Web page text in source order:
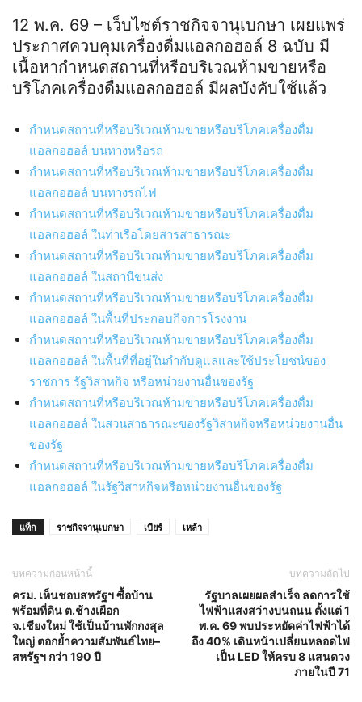
12 พ.ค. 69 – เว็บไซต์ราชกิจจานุเบกษา เผยแพร่
ประกาศควบคุมเครื่องดื่มแอลกอฮอล์ 8 ฉบับ มี
เนื้อหากำหนดสถานที่หรือบริเวณห้ามขายหรือ
บริโภคเครื่องดื่มแอลกอฮอล์ มีผลบังคับใช้แล้ว
กำหนดสถานที่หรือบริเวณห้ามขายหรือบริโภคเครื่องดื่ม
แอลกอฮอล์ บนทางหรือรถ
กำหนดสถานที่หรือบริเวณห้ามขายหรือบริโภคเครื่องดื่ม
แอลกอฮอล์ บนทางรถไฟ
กำหนดสถานที่หรือบริเวณห้ามขายหรือบริโภคเครื่องดื่ม
แอลกอฮอล์ ในท่าเรือโดยสารสาธารณะ
กำหนดสถานที่หรือบริเวณห้ามขายหรือบริโภคเครื่องดื่ม
แอลกอฮอล์ ในสถานีขนส่ง
กำหนดสถานที่หรือบริเวณห้ามขายหรือบริโภคเครื่องดื่ม
แอลกอฮอล์ ในพื้นที่ประกอบกิจการโรงงาน
กำหนดสถานที่หรือบริเวณห้ามขายหรือบริโภคเครื่องดื่ม
แอลกอฮอล์ ในพื้นที่ที่อยู่ในกำกับดูแลและใช้ประโยชน์ของ
ราชการ รัฐวิสาหกิจ หรือหน่วยงานอื่นของรัฐ
กำหนดสถานที่หรือบริเวณห้ามขายหรือบริโภคเครื่องดื่ม
แอลกอฮอล์ ในสวนสาธารณะของรัฐวิสาหกิจหรือหน่วยงานอื่น
ของรัฐ
กำหนดสถานที่หรือบริเวณห้ามขายหรือบริโภคเครื่องดื่ม
แอลกอฮอล์ ในรัฐวิสาหกิจหรือหน่วยงานอื่นของรัฐ
แท็ก ราชกิจจานุเบกษา เบียร์ เหล้า
บทความก่อนหน้านี้
ครม. เห็นชอบสหรัฐฯ ซื้อบ้าน
พร้อมที่ดิน ต.ช้างเผือก
จ.เชียงใหม่ ใช้เป็นบ้านพักกงสุล
ใหญ่ ตอกย้ำความสัมพันธ์ไทย–
สหรัฐฯ กว่า 190 ปี
บทความถัดไป
รัฐบาลเผยผลสำเร็จ ลดการใช้
ไฟฟ้าแสงสว่างบนถนน ตั้งแต่ 1
พ.ค. 69 พบประหยัดค่าไฟฟ้าได้
ถึง 40% เดินหน้าเปลี่ยนหลอดไฟ
เป็น LED ให้ครบ 8 แสนดวง
ภายในปี 71